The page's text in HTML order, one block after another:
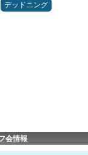
デッドニング
会情報